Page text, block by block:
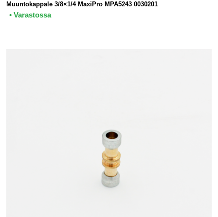
Muuntokappale 3/8×1/4 MaxiPro MPA5243 0030201
• Varastossa